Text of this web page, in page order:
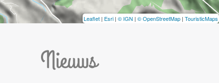
Leaflet | Esri | © IGN | © OpenStreetMap | TouristicMaps
Nieuws